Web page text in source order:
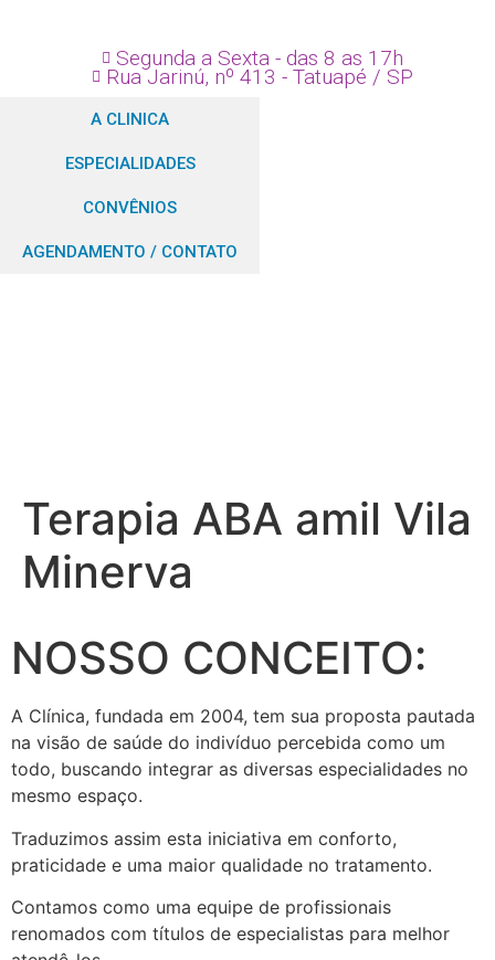
Segunda a Sexta - das 8 as 17h
Rua Jarinú, nº 413 - Tatuapé / SP
A CLINICA
ESPECIALIDADES
CONVÊNIOS
AGENDAMENTO / CONTATO
Terapia ABA amil Vila
Minerva
NOSSO CONCEITO:
A Clínica, fundada em 2004, tem sua proposta pautada
na visão de saúde do indivíduo percebida como um
todo, buscando integrar as diversas especialidades no
mesmo espaço.
Traduzimos assim esta iniciativa em conforto,
praticidade e uma maior qualidade no tratamento.
Contamos como uma equipe de profissionais
renomados com títulos de especialistas para melhor